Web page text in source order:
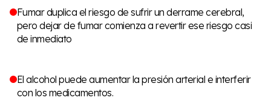
Fumar duplica el riesgo de sufrir un derrame cerebral,
pero dejar de fumar comienza a revertir ese riesgo casi
de inmediato
El alcohol puede aumentar la presión arterial e interferir
con los medicamentos.